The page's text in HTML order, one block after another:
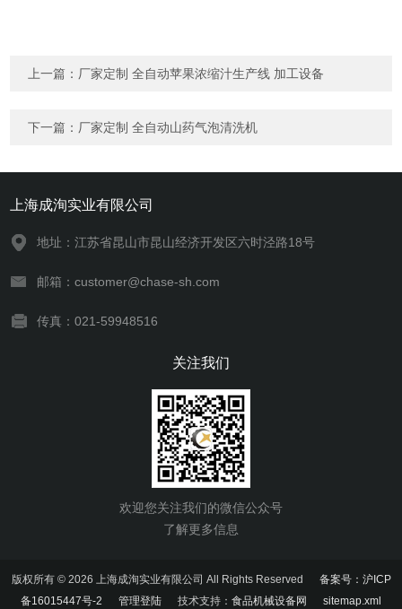
上一篇： 厂家定制 全自动苹果浓缩汁生产线 加工设备
下一篇： 厂家定制 全自动山药气泡清洗机
上海成洵实业有限公司
地址：江苏省昆山市昆山经济开发区六时泾路18号
邮箱：customer@chase-sh.com
传真：021-59948516
关注我们
欢迎您关注我们的微信公众号
了解更多信息
版权所有 © 2026 上海成洵实业有限公司 All Rights Reserved 备案号：沪ICP
备16015447号-2
管理登陆 技术支持： 食品机械设备网 sitemap.xml